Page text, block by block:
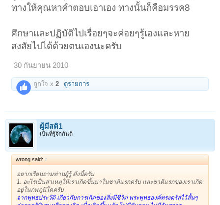
ทางให้คุณหาคำตอบเอาเอง ทางนั้นก็คือมรรค8
ศึกษาและปฏิบัติไปเรื่อยๆจะค่อยๆรู้เองและหาย
สงสัยไปได้ด้วยตนเองนะครับ
30 กันยายน 2010
ถูกใจ x2 ดูรายการ
ผู้มีสติ1
เป็นที่รู้จักกันดี
wrong said: ↑
อยากเรียนถามท่านผู้รู้ ดังนี้ครับ
1. อะไรเป็นสาเหตุให้เราเกิดขึ้นมาในชาติแรกครับ และชาติแรกของเราเกิด
อยู่ในภพภูมิใดครับ
จากพุทธประวัติ เกี่ยวกับการเกิดของสิ่งมีชีวิต พระพุทธองค์ทรงตรัสไว้สั้นๆ